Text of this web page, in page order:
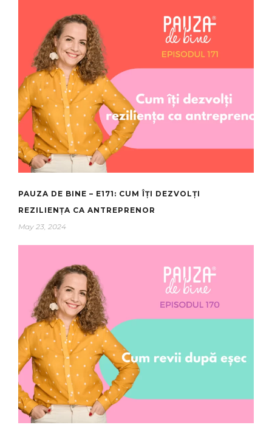
PAUZA DE BINE – E171: CUM ÎȚI DEZVOLȚI
REZILIENȚA CA ANTREPRENOR
May 23, 2024